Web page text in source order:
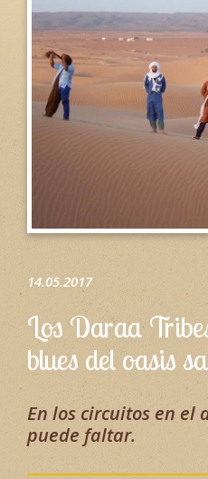
14.05.2017
Los Daraa
blues del oasis
En los circuitos en el
puede faltar.